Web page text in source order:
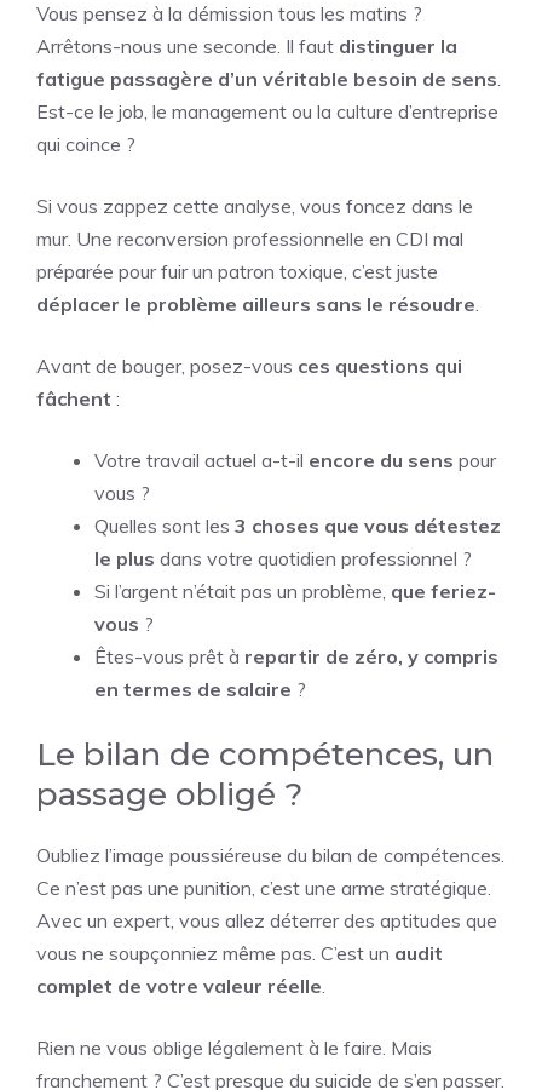
Vous pensez à la démission tous les matins ?
Arrêtons-nous une seconde. Il faut distinguer la
fatigue passagère d’un véritable besoin de sens.
Est-ce le job, le management ou la culture d’entreprise
qui coince ?
Si vous zappez cette analyse, vous foncez dans le
mur. Une reconversion professionnelle en CDI mal
préparée pour fuir un patron toxique, c’est juste
déplacer le problème ailleurs sans le résoudre.
Avant de bouger, posez-vous ces questions qui
fâchent :
Votre travail actuel a-t-il encore du sens pour
vous ?
Quelles sont les 3 choses que vous détestez
le plus dans votre quotidien professionnel ?
Si l’argent n’était pas un problème, que feriez-
vous ?
Êtes-vous prêt à repartir de zéro, y compris
en termes de salaire ?
Le bilan de compétences, un
passage obligé ?
Oubliez l’image poussiéreuse du bilan de compétences.
Ce n’est pas une punition, c’est une arme stratégique.
Avec un expert, vous allez déterrer des aptitudes que
vous ne soupçonniez même pas. C’est un audit
complet de votre valeur réelle.
Rien ne vous oblige légalement à le faire. Mais
franchement ? C’est presque du suicide de s’en passer.